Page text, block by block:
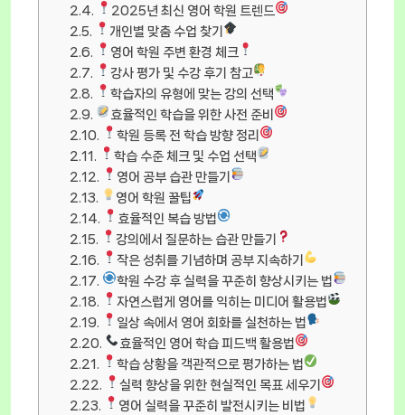
2025년 최신 영어 학원 트렌드
개인별 맞춤 수업 찾기
영어 학원 주변 환경 체크
강사 평가 및 수강 후기 참고
학습자의 유형에 맞는 강의 선택
효율적인 학습을 위한 사전 준비
학원 등록 전 학습 방향 정리
학습 수준 체크 및 수업 선택
영어 공부 습관 만들기
영어 학원 꿀팁
효율적인 복습 방법
강의에서 질문하는 습관 만들기
작은 성취를 기념하며 공부 지속하기
학원 수강 후 실력을 꾸준히 향상시키는 법
자연스럽게 영어를 익히는 미디어 활용법
일상 속에서 영어 회화를 실천하는 법
효율적인 영어 학습 피드백 활용법
학습 상황을 객관적으로 평가하는 법
실력 향상을 위한 현실적인 목표 세우기
영어 실력을 꾸준히 발전시키는 비법